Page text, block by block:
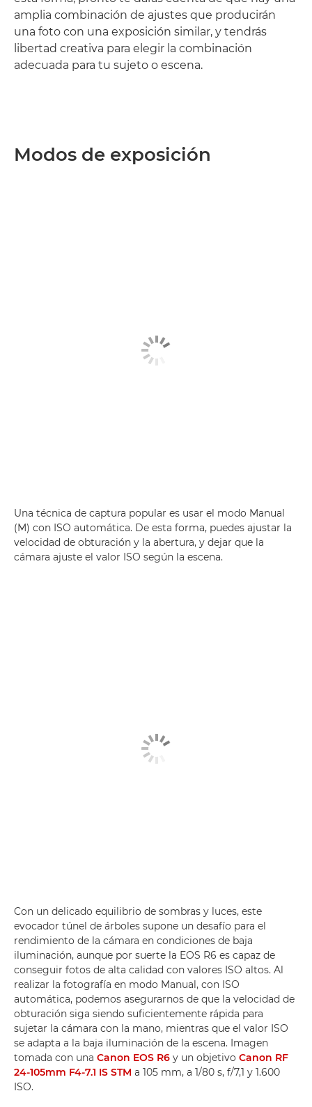
amplia combinación de ajustes que producirán
una foto con una exposición similar, y tendrás
libertad creativa para elegir la combinación
adecuada para tu sujeto o escena.
Modos de exposición
Una técnica de captura popular es usar el modo Manual
(M) con ISO automática. De esta forma, puedes ajustar la
velocidad de obturación y la abertura, y dejar que la
cámara ajuste el valor ISO según la escena.
Con un delicado equilibrio de sombras y luces, este
evocador túnel de árboles supone un desafío para el
rendimiento de la cámara en condiciones de baja
iluminación, aunque por suerte la EOS R6 es capaz de
conseguir fotos de alta calidad con valores ISO altos. Al
realizar la fotografía en modo Manual, con ISO
automática, podemos asegurarnos de que la velocidad de
obturación siga siendo suficientemente rápida para
sujetar la cámara con la mano, mientras que el valor ISO
se adapta a la baja iluminación de la escena. Imagen
tomada con una Canon EOS R6 y un objetivo Canon RF
24-105mm F4-7.1 IS STM a 105 mm, a 1/80 s, f/7,1 y 1.600
ISO.